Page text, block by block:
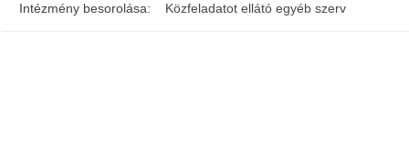
Intézmény besorolása: Közfeladatot ellátó egyéb szerv